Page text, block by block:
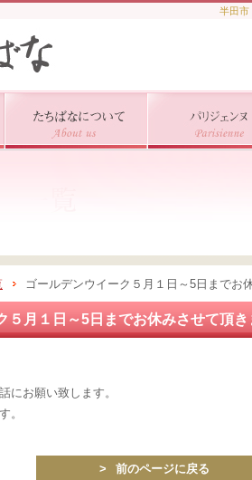
半田市
ゴールデンウイーク５月１日～5日までお
５月１日～5日までお休みさせて頂き
にお願い致します。
。
前のページに戻る